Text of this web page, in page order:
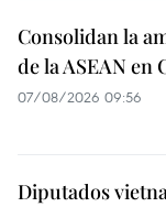
Consolidan la
de la ASEAN
07/08/2026 09:56
Diputados